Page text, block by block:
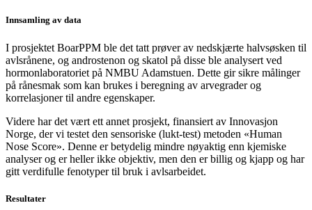
Innsamling av data
I prosjektet BoarPPM ble det tatt prøver av nedskjærte halvsøsken til
avlsrånene, og androstenon og skatol på disse ble analysert ved
hormonlaboratoriet på NMBU Adamstuen. Dette gir sikre målinger
på rånesmak som kan brukes i beregning av arvegrader og
korrelasjoner til andre egenskaper.
Videre har det vært ett annet prosjekt, finansiert av Innovasjon
Norge, der vi testet den sensoriske (lukt-test) metoden «Human
Nose Score». Denne er betydelig mindre nøyaktig enn kjemiske
analyser og er heller ikke objektiv, men den er billig og kjapp og har
gitt verdifulle fenotyper til bruk i avlsarbeidet.
Resultater